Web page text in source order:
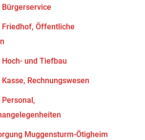
Friedhof, Öffentliche
und Tiefbau
Rechnungswesen
Muggensturm-Ötigheim